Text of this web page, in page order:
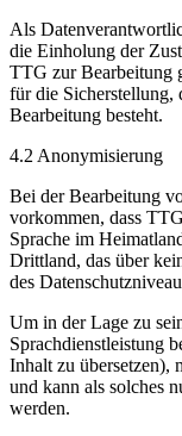
Als
die Einholung der
TTG zur Bearbeitung
für die Sicherstellung,
Bearbeitung besteht.
4.2 Anonymisierung
Bei der Bearbeitung
vorkommen, dass
Sprache im
Drittland, das über
des
Um in der Lage zu
Sprachdienstleistung
Inhalt zu übersetzen),
und kann als solches
werden.